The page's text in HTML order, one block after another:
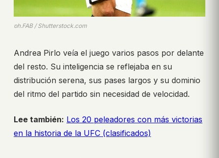
ph.FAB / Shutterstock.com
Andrea Pirlo veía el juego varios pasos por delante
del resto. Su inteligencia se reflejaba en su
distribución serena, sus pases largos y su dominio
del ritmo del partido sin necesidad de velocidad.
Lee también: Los 20 peleadores con más victorias
en la historia de la UFC (clasificados)